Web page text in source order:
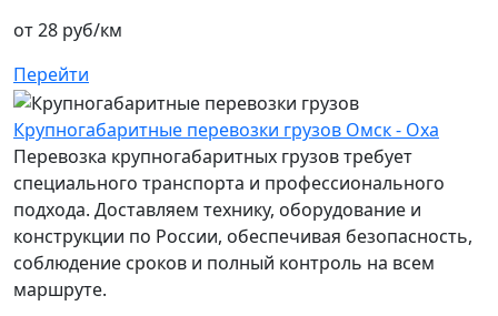
от 28 руб/км
Перейти
Крупногабаритные перевозки грузов Омск - Оха
Перевозка крупногабаритных грузов требует
специального транспорта и профессионального
подхода. Доставляем технику, оборудование и
конструкции по России, обеспечивая безопасность,
соблюдение сроков и полный контроль на всем
маршруте.